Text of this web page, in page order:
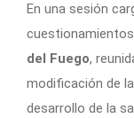
En una sesión
del Fuego,
modificación de la
desarrollo de la